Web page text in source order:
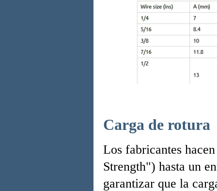
Carga de rotura
Los fabricantes
Strength") hasta un
garantizar que la